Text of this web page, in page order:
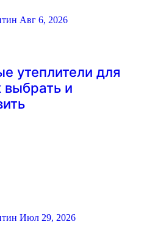
Авг 6, 2026
утеплители для
и
Июл 29, 2026